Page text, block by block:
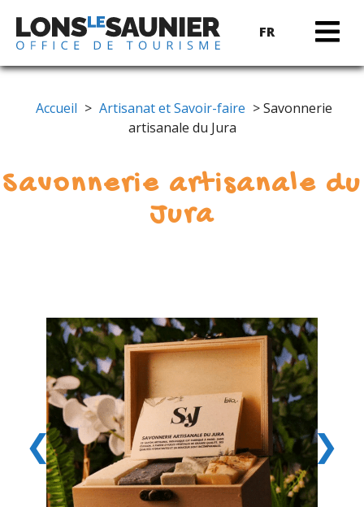
FR
Accueil > Artisanat et Savoir-faire > Savonnerie
artisanale du Jura
Savonnerie artisanale du
Jura
❮ ❯